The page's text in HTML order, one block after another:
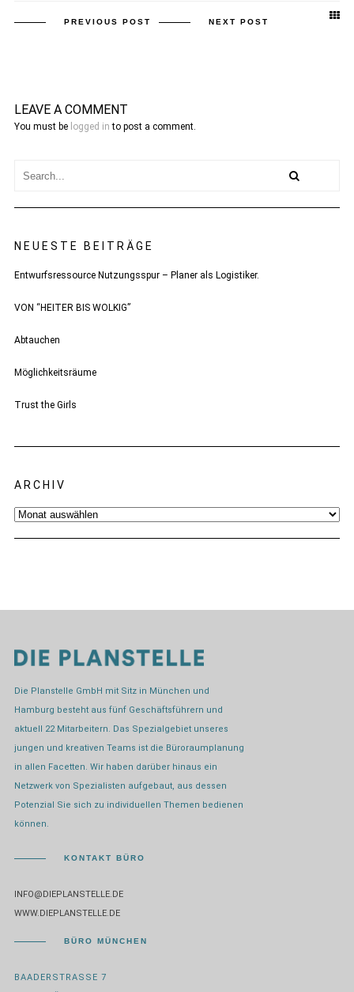
PREVIOUS POST NEXT POST
LEAVE A COMMENT
You must be logged in to post a comment.
NEUESTE BEITRÄGE
Entwurfsressource Nutzungsspur – Planer als Logistiker.
VON “HEITER BIS WOLKIG”
Abtauchen
Möglichkeitsräume
Trust the Girls
ARCHIV
Archiv
Die Planstelle GmbH mit Sitz in München und
Hamburg besteht aus fünf Geschäftsführern und
aktuell 22 Mitarbeitern. Das Spezialgebiet unseres
jungen und kreativen Teams ist die Büroraumplanung
in allen Facetten. Wir haben darüber hinaus ein
Netzwerk von Spezialisten aufgebaut, aus dessen
Potenzial Sie sich zu individuellen Themen bedienen
können.
KONTAKT BÜRO
INFO@DIEPLANSTELLE.DE
WWW.DIEPLANSTELLE.DE
BÜRO MÜNCHEN
BAADERSTRASSE 7